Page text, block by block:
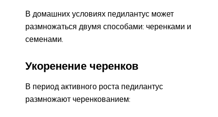
В домашних условиях педилантус может
размножаться двумя способами: черенками и
семенами.
Укоренение черенков
В период активного роста педилантус
размножают черенкованием: